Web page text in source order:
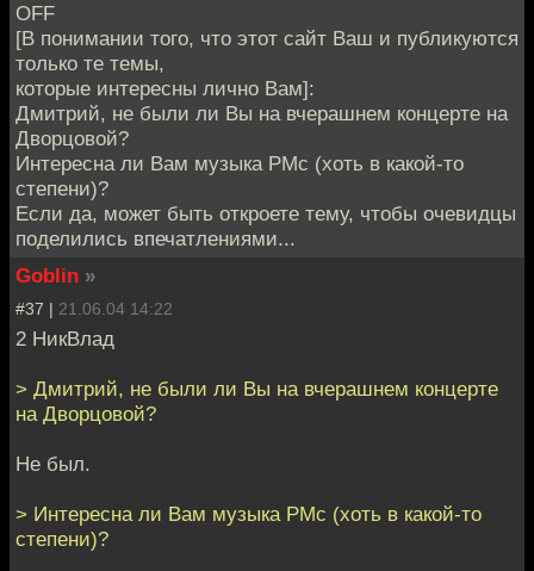
OFF
[В понимании того, что этот сайт Ваш и публикуются
только те темы,
которые интересны лично Вам]:
Дмитрий, не были ли Вы на вчерашнем концерте на
Дворцовой?
Интересна ли Вам музыка PMc (хоть в какой-то
степени)?
Если да, может быть откроете тему, чтобы очевидцы
поделились впечатлениями...
Goblin »
#37 | 21.06.04 14:22
2 НикВлад
> Дмитрий, не были ли Вы на вчерашнем концерте
на Дворцовой?
Не был.
> Интересна ли Вам музыка PMc (хоть в какой-то
степени)?